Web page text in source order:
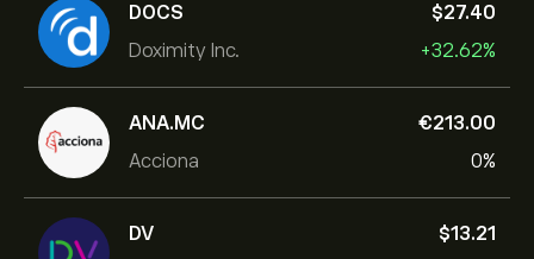
DOCS
Doximity Inc.
‎$‎27.40
+32.62%
ANA.MC
Acciona
‎€‎213.00
0%
DV
‎$‎13.21